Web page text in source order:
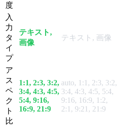
度
入
力
タ
イ
プ
テキスト,
画像
テキスト, 画像
ア
ス
ペ
ク
ト
比
1:1, 2:3, 3:2,
3:4, 4:3, 4:5,
5:4, 9:16,
16:9, 21:9
auto, 1:1, 2:3, 3:2,
3:4, 4:3, 4:5, 5:4,
9:16, 16:9, 1:2,
2:1, 9:21, 21:9